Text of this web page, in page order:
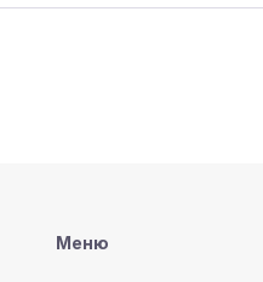
Меню